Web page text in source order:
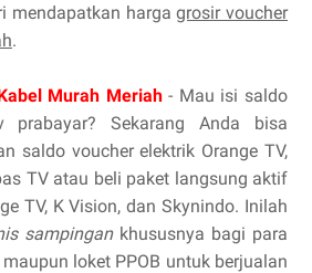
mendapatkan hargagrosir voucher
.
Murah Meriah- Mau isi saldo
Sekarang Anda bisa
saldo voucher elektrik Orange TV,
TV atau beli paket langsung aktif
TV, K Vision, dan Skynindo. Inilah
sampingankhususnya bagi para
loket PPOB untuk berjualan